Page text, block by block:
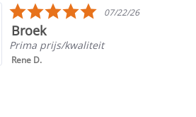
5.0
star
07/22/26
Broek
Prima prijs/kwaliteit
Rene D.